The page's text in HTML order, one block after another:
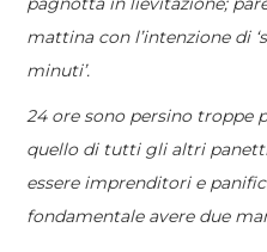
mattina con l’intenzione di
minuti’.
24 ore sono persino troppe
quello di tutti gli altri
essere imprenditori e
fondamentale avere due